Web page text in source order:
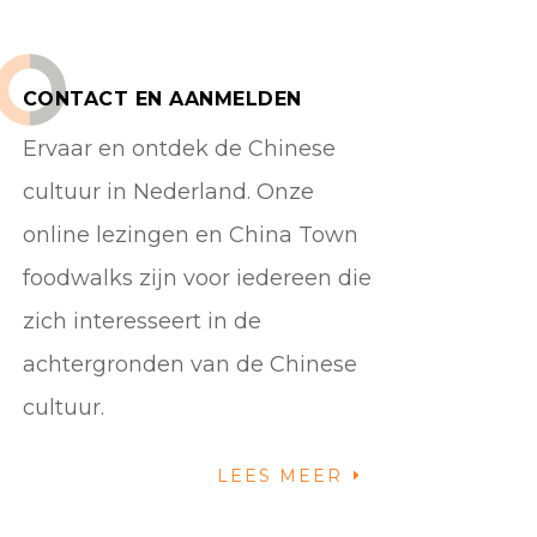
CONTACT EN AANMELDEN
Ervaar en ontdek de Chinese
cultuur in Nederland. Onze
online lezingen en China Town
foodwalks zijn voor iedereen die
zich interesseert in de
achtergronden van de Chinese
cultuur.
LEES MEER